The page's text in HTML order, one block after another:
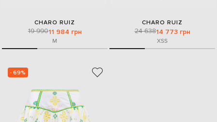
CHARO RUIZ
19 99011 984 грн
M
CHARO RUIZ
24 63814 773 грн
XSS
- 69%